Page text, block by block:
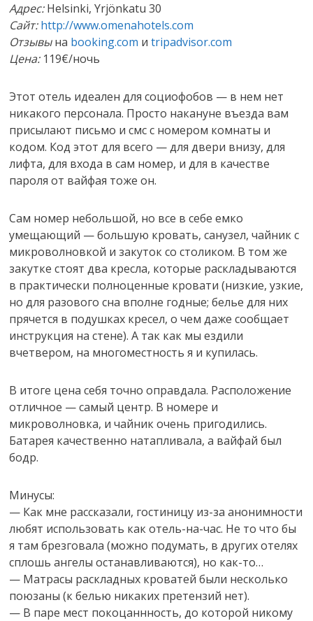
Адрес:Helsinki, Yrjönkatu 30
Сайт:http://www.omenahotels.com
Отзывына booking.com иtripadvisor.com
Цена:119€/ночь
Этот отель идеален для социофобов — в нем нет
никакого персонала. Просто накануне въезда вам
присылают письмо и смс с номером комнаты и
кодом. Код этот для всего — для двери внизу, для
лифта, для входа в сам номер, и для в качестве
пароля от вайфая тоже он.
Сам номер небольшой, но все в себе емко
умещающий — большую кровать, санузел, чайник с
микроволновкой и закуток со столиком. В том же
закутке стоят два кресла, которые раскладываются
в практически полноценные кровати (низкие, узкие,
но для разового сна вполне годные; белье для них
прячется в подушках кресел, о чем даже сообщает
инструкция на стене). А так как мы ездили
вчетвером, на многоместность я и купилась.
В итоге цена себя точно оправдала. Расположение
отличное — самый центр. В номере и
микроволновка, и чайник очень пригодились.
Батарея качественно натапливала, а вайфай был
бодр.
Минусы:
— Как мне рассказали, гостиницу из-за анонимности
любят использовать как отель-на-час. Не то что бы
я там брезговала (можно подумать, в других отелях
сплошь ангелы останавливаются), но как-то…
— Матрасы раскладных кроватей были несколько
поюзаны (к белью никаких претензий нет).
— В паре мест покоцаннность, до которой никому